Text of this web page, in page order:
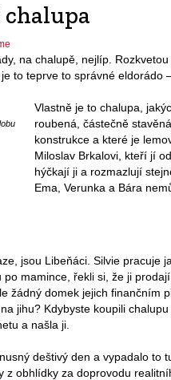
na chalupě, nejlíp.
to teprve to správné eldorádo
Vlastně je to chalupa,
roubená, částečně
konstrukce a které je
Miloslav Brkalovi, kteří jí
hýčkají ji a rozmazlují
Ema, Verunka a Bára
jsou Libeňáci. Silvie pracuje
po mamince, řekli si, že ji
žádný domek jejich finančním
jihu? Kdybyste koupili
a našla ji.
deštivý den a vypadalo to
z obhlídky za doprovodu